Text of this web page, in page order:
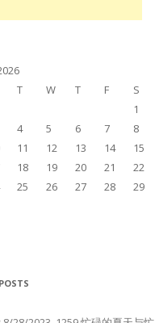
T W T F
S
1
4 5 6 7
8
11 12 13 14
15
18 19 20 21
22
25 26 27 28
29